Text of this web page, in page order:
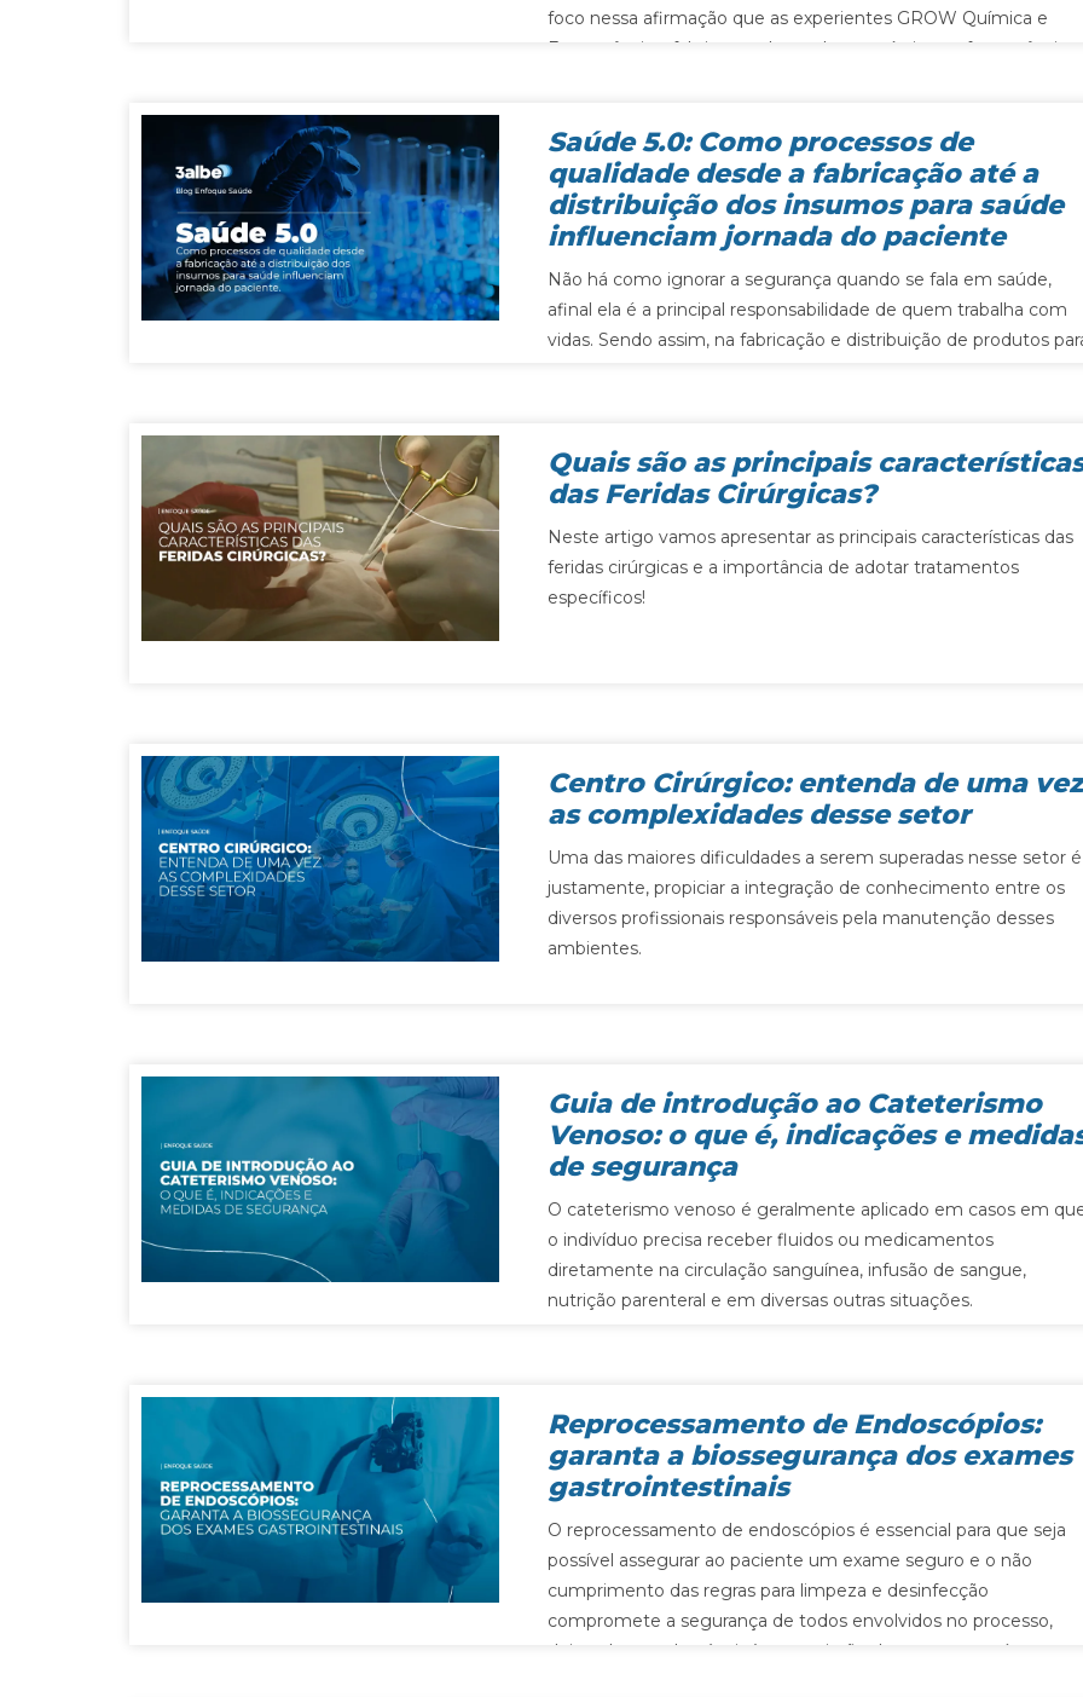
foco nessa afirmação que as experientes GROW Química e
Farmacêutica, fabricante de produtos químicos e
Saúde 5.0: Como processos de
qualidade desde a fabricação até a
distribuição dos insumos para saúde
influenciam jornada do paciente
Não há como ignorar a segurança quando se fala em saúde,
afinal ela é a principal responsabilidade de quem trabalha com
vidas. Sendo assim, na fabricação e distribuição de produtos
Quais são as principais
das Feridas Cirúrgicas?
Neste artigo vamos apresentar as principais características das
feridas cirúrgicas e a importância de adotar tratamentos
específicos!
Centro Cirúrgico: entenda de uma vez
as complexidades desse setor
Uma das maiores dificuldades a serem superadas nesse setor
justamente, propiciar a integração de conhecimento entre os
diversos profissionais responsáveis pela manutenção desses
ambientes.
Guia de introdução ao Cateterismo
Venoso: o que é, indicações e
de segurança
O cateterismo venoso é geralmente aplicado em casos em
o indivíduo precisa receber fluidos ou medicamentos
diretamente na circulação sanguínea, infusão de sangue,
nutrição parenteral e em diversas outras situações.
Reprocessamento de Endoscópios:
garanta a biossegurança dos exames
gastrointestinais
O reprocessamento de endoscópios é essencial para que seja
possível assegurar ao paciente um exame seguro e o não
cumprimento das regras para limpeza e desinfecção
compromete a segurança de todos envolvidos no processo,
deixando-os vulneráveis à transmissão de agentes patógenos.